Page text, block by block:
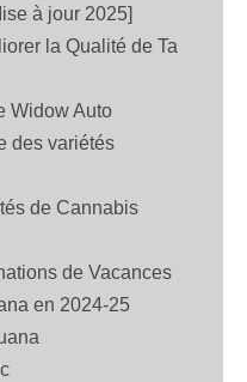
à jour 2025]
la Qualité de Ta
Widow Auto
des variétés
de Cannabis
de Vacances
en 2024-25